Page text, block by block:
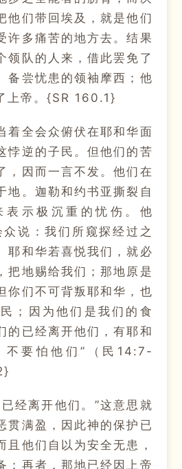
他们带回埃及，就是他们
许多痛苦的地方去。结果
领队的人来，借此罢免了
备尝忧患的领袖摩西；他
上帝。{SR 160.1}
全会众俯伏在耶和华面
悖逆的子民。但他们的苦
，因而一言不发。他们在
地。迦勒和约书亚撕裂自
表示极沉重的忧伤。他
说：我们所窥探经过之
耶和华若喜悦我们，就必
把地赐给我们；那地原是
你们不可背叛耶和华，也
；因为他们是我们的食
的已经离开他们，有耶和
不要怕他们”（民14:7-
离开他们。”这意思就
贯满盈，因此神的保护已
且他们自以为安全无患，
；再者，那地已经因上帝